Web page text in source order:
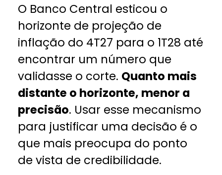
O Banco Central esticou o
horizonte de projeção de
inflação do 4T27 para o 1T28 até
encontrar um número que
validasse o corte. Quanto mais
distante o horizonte, menor a
precisão. Usar esse mecanismo
para justificar uma decisão é o
que mais preocupa do ponto
de vista de credibilidade.